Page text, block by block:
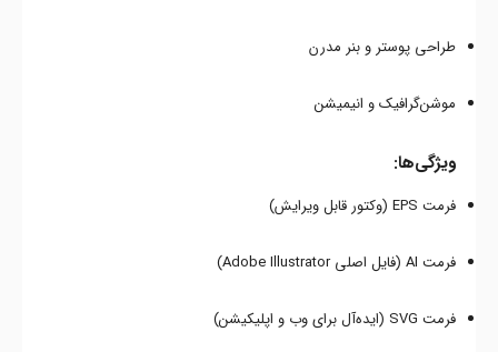
طراحی پوستر و بنر مدرن
موشن‌گرافیک و انیمیشن
ویژگی‌ها:
فرمت EPS (وکتور قابل ویرایش)
فرمت AI (فایل اصلی Adobe Illustrator)
فرمت SVG (ایده‌آل برای وب و اپلیکیشن)